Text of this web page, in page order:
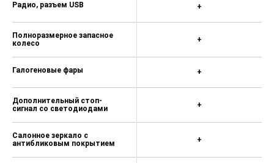
Радио, разъем USB
Полноразмерное запасное
колесо
Галогеновые фары
Дополнительный стоп-
сигнал со светодиодами
Салонное зеркало с
антибликовым покрытием
+
+
+
+
+